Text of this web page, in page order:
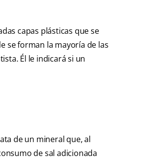
capas plásticas que se
se forman la mayoría de las
Él le indicará si un
de un mineral que, al
de sal adicionada